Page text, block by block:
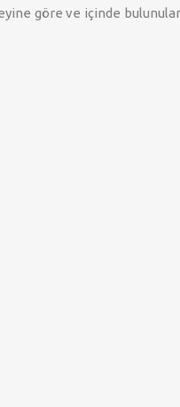
göre ve içinde